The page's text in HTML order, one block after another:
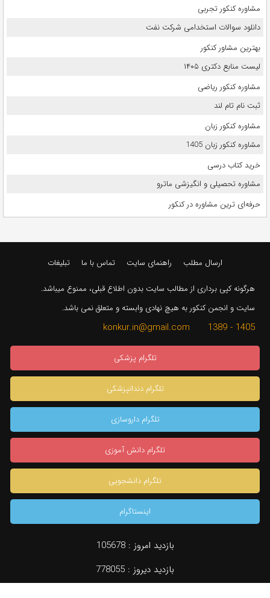
جستجو
مشاوره کنکور تجربی
دانلود سوالات استخدامی شرکت نفت
بهترین مشاور کنکور
لیست منابع دکتری ۱۴۰۵
مشاوره کنکور ریاضی
ثبت نام تام لند
مشاوره کنکور زبان
مشاوره کنکور زبان 1405
خرید کتاب درسی
مشاوره تحصیلی و انگیزشی ماترو
حرفه‌ای ترین مشاوره در کنکور
ارسال مطلب راهنمای سایت تماس با ما تبلیغات
هرگونه کپی برداری از مطالب سایت بدون اطلاع قبلی، ممنوع میباشد.
سایت و انجمن کنکور به هیچ نهادی وابسته و متعلق نمی باشد.
1405 - 1389 konkur.in@gmail.com
تلگرام پزشکی
تلگرام دندانپزشکی
تلگرام داروسازی
تلگرام دانش آموزی
تلگرام دانشجویی
اینستاگرام
بازدید امروز :105678
بازدید دیروز : 778055